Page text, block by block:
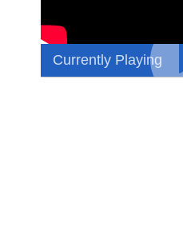
Currently Playing